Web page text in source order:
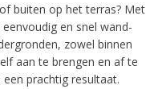
buiten op het terras? Met
en snel wand-
zowel binnen
aan te brengen en af te
prachtig resultaat.